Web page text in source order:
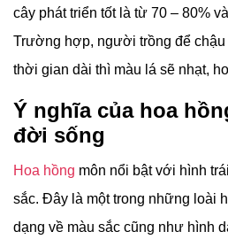
cây phát triển tốt là từ 70 – 80%
Trường hợp, người trồng để chậu
thời gian dài thì màu lá sẽ nhạt,
Ý nghĩa của hoa
đời sống
Hoa hồng môn nổi bật với hình
sắc. Đây là một trong những loài
dạng về màu sắc cũng như hình